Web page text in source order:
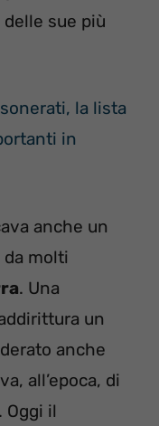
sue più
la lista
in
anche un
da molti
. Una
un
anche
all’epoca, di
Oggi il